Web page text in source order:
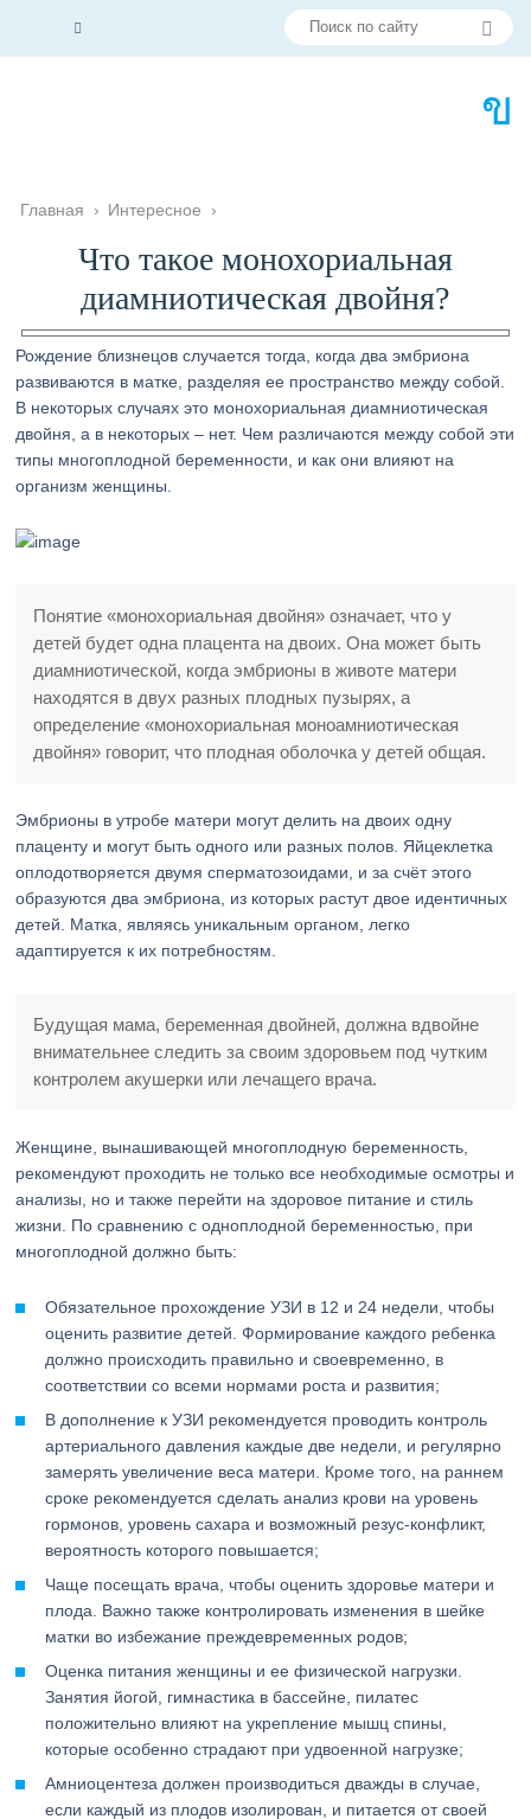
Главная › Интересное ›
Что такое монохориальная
диамниотическая двойня?
Рождение близнецов случается тогда, когда два эмбриона
развиваются в матке, разделяя ее пространство между собой.
В некоторых случаях это монохориальная диамниотическая
двойня, а в некоторых – нет. Чем различаются между собой эти
типы многоплодной беременности, и как они влияют на
организм женщины.
Понятие «монохориальная двойня» означает, что у
детей будет одна плацента на двоих. Она может быть
диамниотической, когда эмбрионы в животе матери
находятся в двух разных плодных пузырях, а
определение «монохориальная моноамниотическая
двойня» говорит, что плодная оболочка у детей общая.
Эмбрионы в утробе матери могут делить на двоих одну
плаценту и могут быть одного или разных полов. Яйцеклетка
оплодотворяется двумя сперматозоидами, и за счёт этого
образуются два эмбриона, из которых растут двое идентичных
детей. Матка, являясь уникальным органом, легко
адаптируется к их потребностям.
Будущая мама, беременная двойней, должна вдвойне
внимательнее следить за своим здоровьем под чутким
контролем акушерки или лечащего врача.
Женщине, вынашивающей многоплодную беременность,
рекомендуют проходить не только все необходимые осмотры и
анализы, но и также перейти на здоровое питание и стиль
жизни. По сравнению с одноплодной беременностью, при
многоплодной должно быть:
Обязательное прохождение УЗИ в 12 и 24 недели, чтобы
оценить развитие детей. Формирование каждого ребенка
должно происходить правильно и своевременно, в
соответствии со всеми нормами роста и развития;
В дополнение к УЗИ рекомендуется проводить контроль
артериального давления каждые две недели, и регулярно
замерять увеличение веса матери. Кроме того, на раннем
сроке рекомендуется сделать анализ крови на уровень
гормонов, уровень сахара и возможный резус-конфликт,
вероятность которого повышается;
Чаще посещать врача, чтобы оценить здоровье матери и
плода. Важно также контролировать изменения в шейке
матки во избежание преждевременных родов;
Оценка питания женщины и ее физической нагрузки.
Занятия йогой, гимнастика в бассейне, пилатес
положительно влияют на укрепление мышц спины,
которые особенно страдают при удвоенной нагрузке;
Амниоцентеза должен производиться дважды в случае,
если каждый из плодов изолирован, и питается от своей